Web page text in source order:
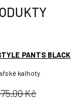
PANTS BLACK
kalhoty
Kč